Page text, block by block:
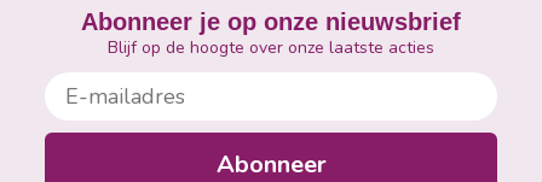
Abonneer je op onze nieuwsbrief
Blijf op de hoogte over onze laatste acties
E-mailadres
Abonneer